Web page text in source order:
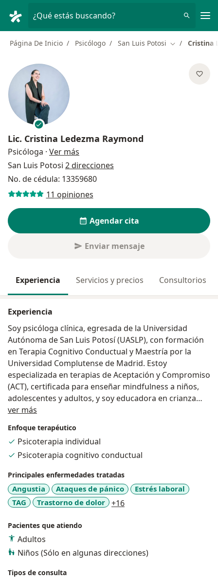
¿Qué estás buscando?
Página De Inicio Psicólogo San Luis Potosi Cambiar de
Cristina
Lic. Cristina Ledezma Raymond
Psicóloga · Ver más
San Luis Potosi 2 direcciones
No. de cédula: 13359680
11 opiniones
Agendar cita
Enviar mensaje
Experiencia Servicios y precios Consultorios
Experiencia
Soy psicóloga clínica, egresada de la Universidad
Autónoma de San Luis Potosí (UASLP), con formación
en Terapia Cognitivo Conductual y Maestría por la
Universidad Complutense de Madrid. Estoy
especializada en terapias de Aceptación y Compromiso
(ACT), certificada para enseñar mindfulness a niños,
adolescentes y adultos, y soy educadora en crianza
positiva por la Positive Discipline Association (PDA).
Acompaño a mis pacientes desde un enfoque
empático, respetuoso y basado en la evidencia.
Ofrezco atención presencial y en línea. Creo en la
importancia de brindar un espacio seguro donde
con herramientas prácticas y un lenguaje claro,
adaptado a tus necesidades.
ver más
Enfoque terapéutico
Psicoterapia individual
Psicoterapia cognitivo conductual
Principales enfermedades tratadas
Angustia Ataques de pánico
Estrés laboral
TAG
Trastorno de dolor +16a11y_sr_more_diseases
Pacientes que atiendo
Adultos
Niños (Sólo en algunas direcciones)
Tipos de consulta